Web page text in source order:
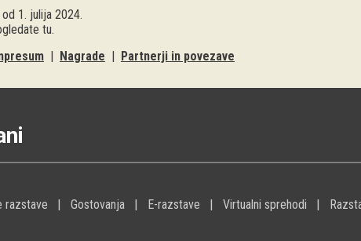
1. julija 2024.
tu.
| Nagrade | Partnerji in povezave
razstave Gostovanja E-razstave Virtualni sprehodi